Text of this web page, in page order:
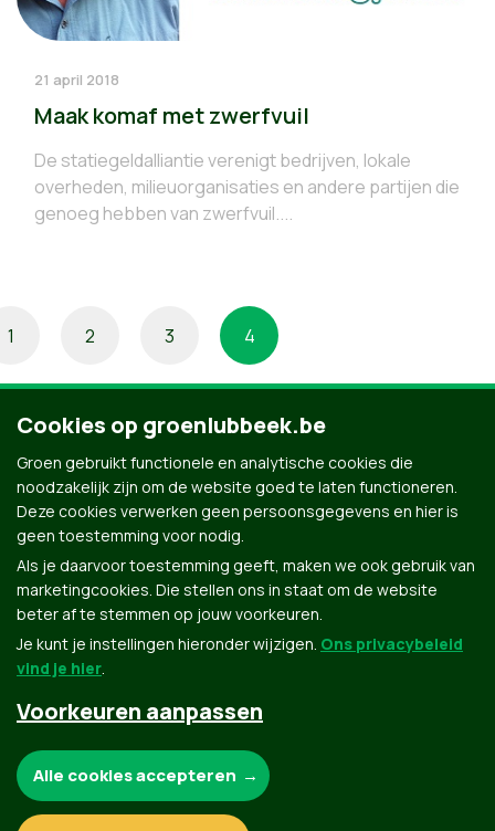
21 april 2018
Maak komaf met zwerfvuil
De statiegeldalliantie verenigt bedrijven, lokale
overheden, milieuorganisaties en andere partijen die
genoeg hebben van zwerfvuil....
1 2 3 4
Groen.be
Contact Privacybeleid
Cookies op groenlubbeek.be
Groen gebruikt functionele en analytische cookies die
noodzakelijk zijn om de website goed te laten functioneren.
Deze cookies verwerken geen persoonsgegevens en hier is
geen toestemming voor nodig.
Als je daarvoor toestemming geeft, maken we ook gebruik van
marketingcookies. Die stellen ons in staat om de website
beter af te stemmen op jouw voorkeuren.
Je kunt je instellingen hieronder wijzigen. Ons privacybeleid
vind je hier.
Voorkeuren aanpassen
Alle cookies accepteren